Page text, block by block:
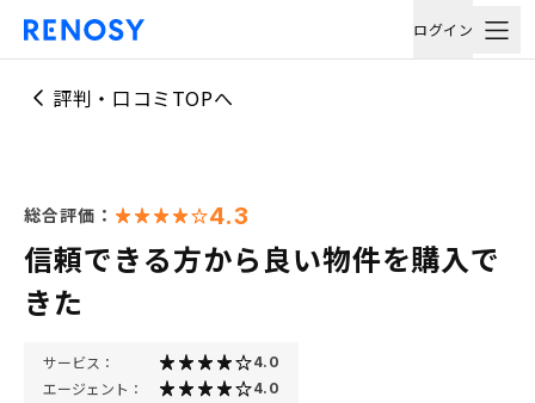
ログイン
評判・口コミTOPへ
総合評価： 4.3
信頼できる方から良い物件を購入で
きた
サービス： 4.0
エージェント： 4.0